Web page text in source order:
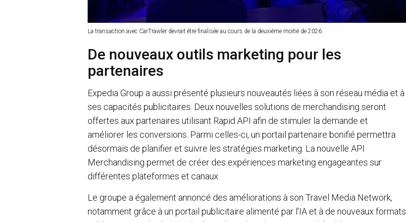
La transaction avec CarTrawler devrait être finalisée au cours de la deuxième moitié de 2026.
De nouveaux outils marketing pour les
partenaires
Expedia Group a aussi présenté plusieurs nouveautés liées à son réseau média et à
ses capacités publicitaires. Deux nouvelles solutions de merchandising seront
offertes aux partenaires utilisant Rapid API afin de stimuler la demande et
améliorer les conversions. Parmi celles-ci, un portail partenaire bonifié permettra
désormais de planifier et suivre les stratégies marketing. La nouvelle API
Merchandising permet de créer des expériences marketing engageantes sur
différentes plateformes et canaux.
Le groupe a également annoncé des améliorations à son Travel Media Network,
notamment grâce à un portail publicitaire alimenté par l’IA et à de nouveaux formats